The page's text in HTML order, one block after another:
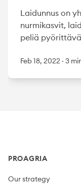
Laidunnus on
nurmikasvit,
peliä
Feb 18, 2022 · 3
PROAGRIA
Our strategy